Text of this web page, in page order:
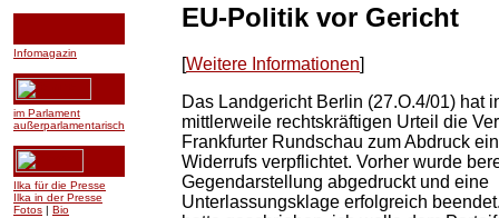
Infomagazin
im Parlament
außerparlamentarisch
Ilka für die Presse
Ilka in der Presse
Fotos | Bio
EU-Politik vor Gericht
[Weitere Informationen]
Das Landgericht Berlin (27.O.4/01) hat
mittlerweile rechtskräftigen Urteil die
Frankfurter Rundschau zum Abdruck
Widerrufs verpflichtet. Vorher wurde
Gegendarstellung abgedruckt und eine
Unterlassungsklage erfolgreich